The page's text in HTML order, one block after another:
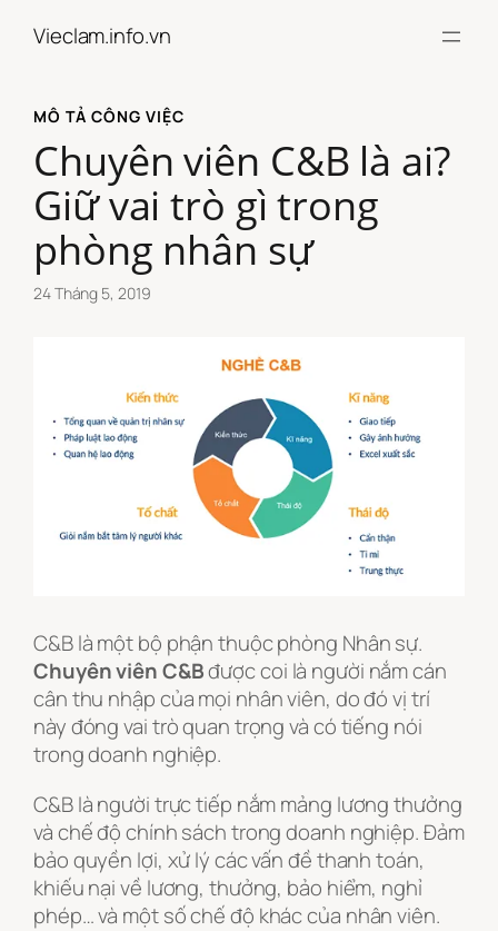
đến
dung
Vieclam.info.vn
MÔ TẢ CÔNG VIỆC
Chuyên viên C&B là ai?
Giữ vai trò gì trong
phòng nhân sự
24 Tháng 5, 2019
C&B là một bộ phận thuộc phòng Nhân sự.
Chuyên viên C&Bđược coi là người nắm cán
cân thu nhập của mọi nhân viên, do đó vị trí
này đóng vai trò quan trọng và có tiếng nói
trong doanh nghiệp.
C&B là người trực tiếp nắm mảng lương thưởng
và chế độ chính sách trong doanh nghiệp. Đảm
bảo quyền lợi, xử lý các vấn đề thanh toán,
khiếu nại về lương, thưởng, bảo hiểm, nghỉ
phép… và một số chế độ khác của nhân viên.